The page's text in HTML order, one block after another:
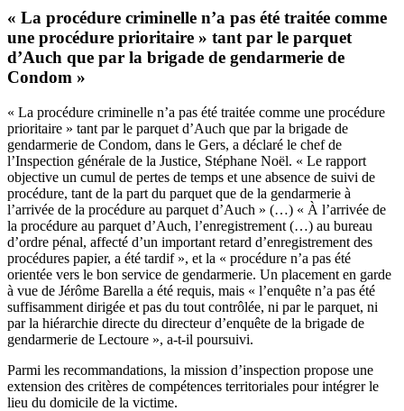
« La procédure criminelle n’a pas été traitée comme
une procédure prioritaire » tant par le parquet
d’Auch que par la brigade de gendarmerie de
Condom »
« La procédure criminelle n’a pas été traitée comme une procédure
prioritaire » tant par le parquet d’Auch que par la brigade de
gendarmerie de Condom, dans le Gers, a déclaré le chef de
l’Inspection générale de la Justice, Stéphane Noël. « Le rapport
objective un cumul de pertes de temps et une absence de suivi de
procédure, tant de la part du parquet que de la gendarmerie à
l’arrivée de la procédure au parquet d’Auch » (…) « À l’arrivée de
la procédure au parquet d’Auch, l’enregistrement (…) au bureau
d’ordre pénal, affecté d’un important retard d’enregistrement des
procédures papier, a été tardif », et la « procédure n’a pas été
orientée vers le bon service de gendarmerie. Un placement en garde
à vue de Jérôme Barella a été requis, mais « l’enquête n’a pas été
suffisamment dirigée et pas du tout contrôlée, ni par le parquet, ni
par la hiérarchie directe du directeur d’enquête de la brigade de
gendarmerie de Lectoure », a-t-il poursuivi.
Parmi les recommandations, la mission d’inspection propose une
extension des critères de compétences territoriales pour intégrer le
lieu du domicile de la victime.